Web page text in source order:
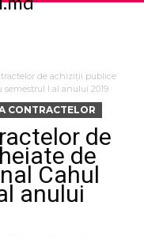
de achiziții publice
I al anului 2019
CONTRACTELOR
de
de
Cahul
anului